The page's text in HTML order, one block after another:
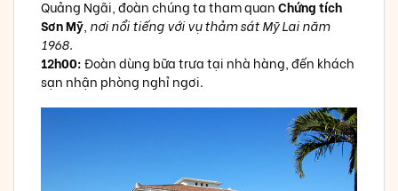
Quảng Ngãi, đoàn chúng ta tham quanChứng tích
Sơn Mỹ, nơi nổi tiếng với vụ thảm sát Mỹ Lai năm
1968.
12h00:Đoàn dùng bữa trưa tại nhà hàng, đến khách
sạn nhận phòng nghỉ ngơi.